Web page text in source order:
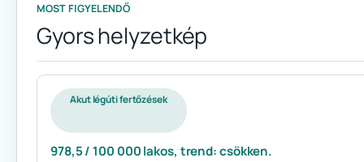
MOST FIGYELENDŐ
Gyors helyzetkép
Akut légúti fertőzések
978,5 / 100 000 lakos, trend: csökken.